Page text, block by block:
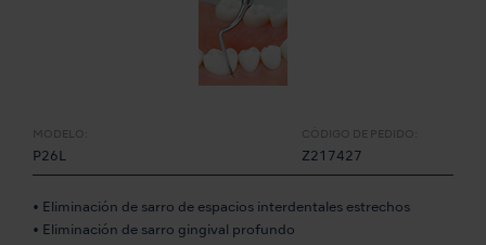
MODELO:
P26L
CÓDIGO DE PEDIDO:
Z217427
• Eliminación de sarro de espacios interdentales estrechos
• Eliminación de sarro gingival profundo